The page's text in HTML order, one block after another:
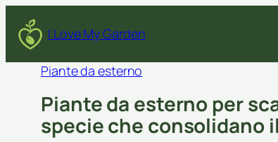
I Love My Garden
Piante da esterno
Piante da esterno per
specie che consolidano